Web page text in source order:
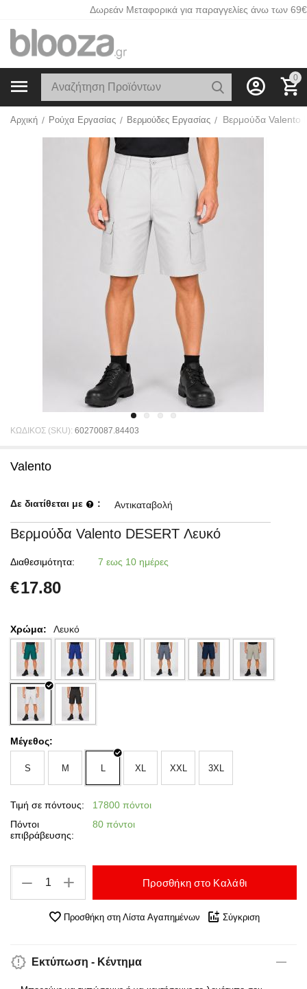
Δωρεάν Μεταφορικά για παραγγελίες άνω των 69€
0
Αρχική / Ρούχα Εργασίας / Βερμούδες Εργασίας / Βερμούδα Valento
ΚΩΔΙΚΟΣ (SKU): 60270087.84403
Valento
Δε διατίθεται με : Αντικαταβολή
Βερμούδα Valento DESERT Λευκό
Διαθεσιμότητα: 7 εως 10 ημέρες
€17.80
Χρώμα: Λευκό
Μέγεθος:
S M L XL XXL 3XL
Τιμή σε πόντους:
17800 πόντοι
Πόντοι
επιβράβευσης:
80 πόντοι
+
− Προσθήκη στο Καλάθι
Προσθήκη στη Λίστα Αγαπημένων Σύγκριση
Εκτύπωση - Κέντημα